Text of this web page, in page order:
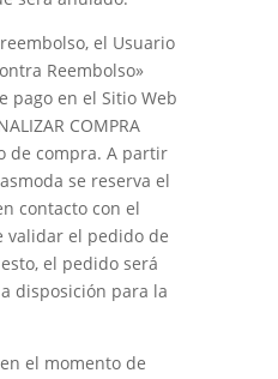
el Usuario
Reembolso»
pago en el Sitio Web
COMPRA
de compra. A partir
se reserva el
contacto con el
validar el pedido de
el pedido será
disposición para la
el momento de